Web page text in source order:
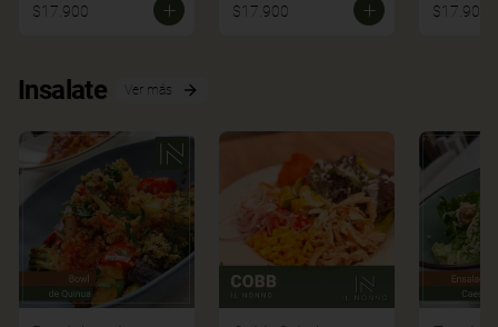
$17.900 $17.900 $17.900
Insalate Ver más